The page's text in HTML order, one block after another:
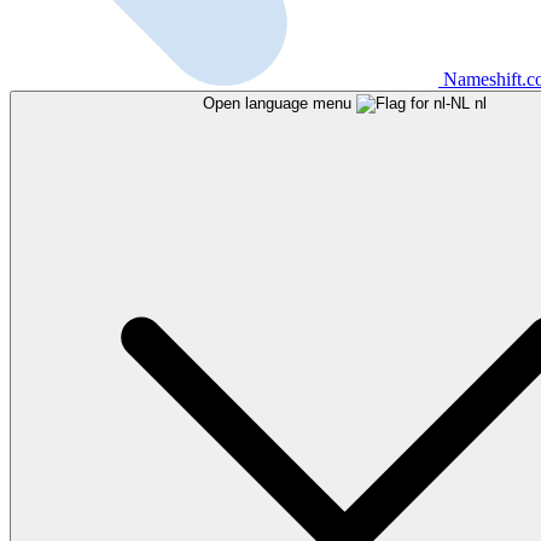
Open language menu nl